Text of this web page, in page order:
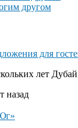
другом
для
лет
назад